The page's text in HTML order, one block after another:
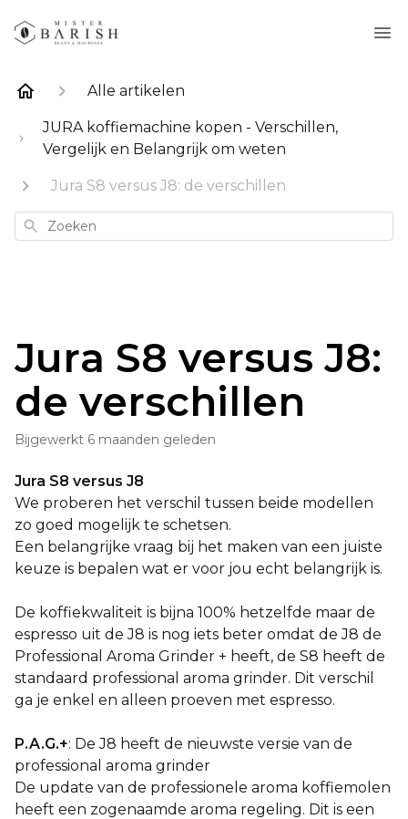
Alle artikelen
JURA koffiemachine kopen - Verschillen,
Vergelijk en Belangrijk om weten
Jura S8 versus J8: de verschillen
Zoeken
Jura S8 versus J8:
de verschillen
Bijgewerkt 6 maanden geleden
Jura S8 versus J8
We proberen het verschil tussen beide modellen
zo goed mogelijk te schetsen.
Een belangrijke vraag bij het maken van een juiste
keuze is bepalen wat er voor jou echt belangrijk is.
De koffiekwaliteit is bijna 100% hetzelfde maar de
espresso uit de J8 is nog iets beter omdat de J8 de
Professional Aroma Grinder + heeft, de S8 heeft de
standaard professional aroma grinder. Dit verschil
ga je enkel en alleen proeven met espresso.
P.A.G.+: De J8 heeft de nieuwste versie van de
professional aroma grinder
De update van de professionele aroma koffiemolen
heeft een zogenaamde aroma regeling. Dit is een